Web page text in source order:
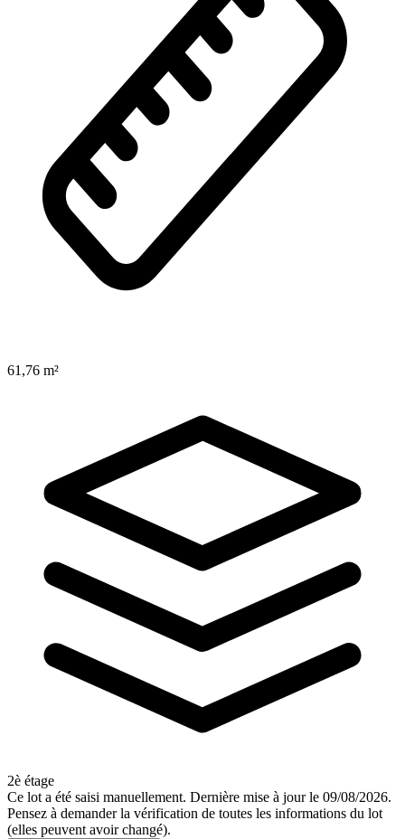
61,76 m²
2è étage
Ce lot a été saisi manuellement. Dernière mise à jour le 09/08/2026.
Pensez à demander la vérification de toutes les informations du lot
(elles peuvent avoir changé).